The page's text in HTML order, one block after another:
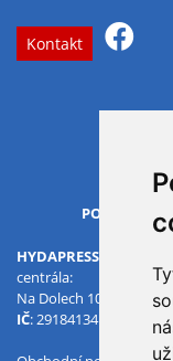
Kontakt
PO-PÁ
HYDAPRESS CZ s.r.o.
centrála:
Na Dolech 109 586 01
IČ: 29184134 :